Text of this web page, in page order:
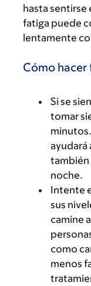
hasta sentirse
fatiga puede
lentamente
Cómo hacer
Si se
tomar
ayudará
también
noche.
Intente
sus
camine
como
menos